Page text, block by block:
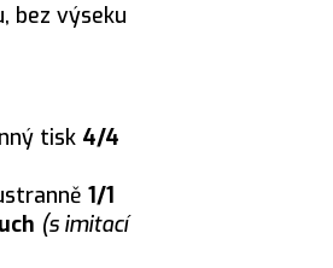
bez výseku
tisk 4/4
1/1
(s imitací